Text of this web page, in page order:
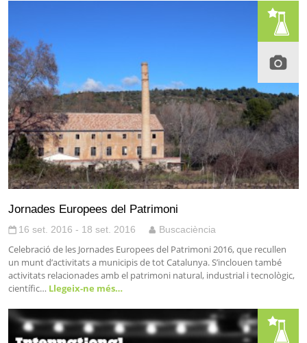
Jornades Europees del Patrimoni
16 set. 2016 - 18 set. 2016 Buscaciència
Celebració de les Jornades Europees del Patrimoni 2016, que recullen
un munt d’activitats a municipis de tot Catalunya. S’inclouen també
activitats relacionades amb el patrimoni natural, industrial i tecnològic,
científic… Llegeix-ne més…